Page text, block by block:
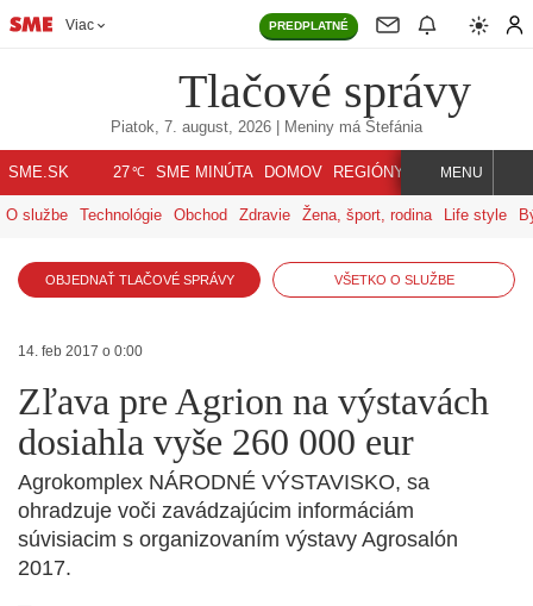
Viac PREDPLATNÉ
Tlačové správy
Piatok, 7. august, 2026 | Meniny má Štefánia
SME.SK 27℃ SME MINÚTA DOMOV REGIÓNY INDEX SVET
MENU
O službe Technológie Obchod Zdravie Žena, šport, rodina Life style
OBJEDNAŤ TLAČOVÉ SPRÁVY VŠETKO O SLUŽBE
14. feb 2017 o 0:00
Zľava pre Agrion na výstavách
dosiahla vyše 260 000 eur
Agrokomplex NÁRODNÉ VÝSTAVISKO, sa
ohradzuje voči zavádzajúcim informáciám
súvisiacim s organizovaním výstavy Agrosalón
2017.